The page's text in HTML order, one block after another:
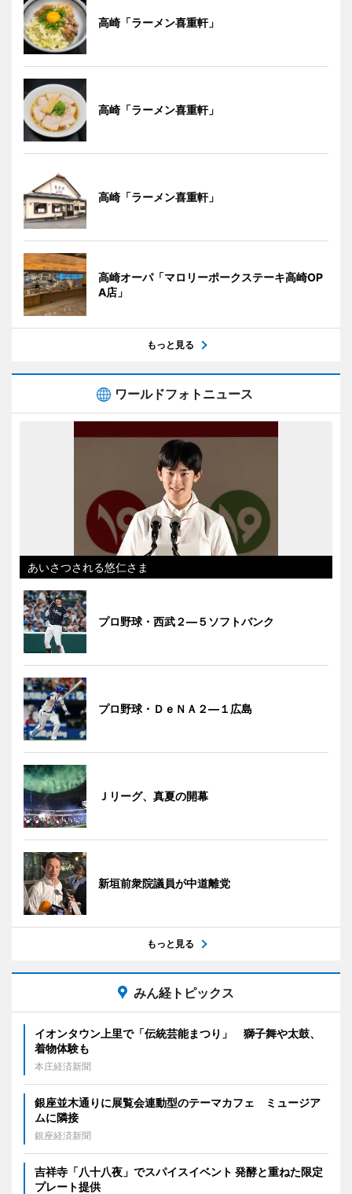
高崎「ラーメン喜重軒」
高崎「ラーメン喜重軒」
高崎「ラーメン喜重軒」
高崎オーパ「マロリーポークステーキ高崎OP
A店」
もっと見る
ワールドフォトニュース
あいさつされる悠仁さま
プロ野球・西武２―５ソフトバンク
プロ野球・ＤｅＮＡ２―１広島
Ｊリーグ、真夏の開幕
新垣前衆院議員が中道離党
もっと見る
みん経トピックス
イオンタウン上里で「伝統芸能まつり」 獅子舞や太鼓、
着物体験も
本庄経済新聞
銀座並木通りに展覧会連動型のテーマカフェ ミュージア
ムに隣接
銀座経済新聞
吉祥寺「八十八夜」でスパイスイベント 発酵と重ねた限定
プレート提供